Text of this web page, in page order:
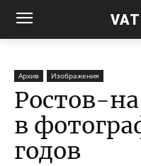
Архив Изображения
Ростов-
в
годов